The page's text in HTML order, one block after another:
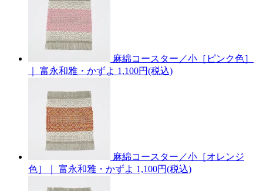
麻綿コースター／小［ピンク色］
｜ 富永和雅・かずよ 1,100円(税込)
麻綿コースター／小［オレンジ
色］｜ 富永和雅・かずよ 1,100円(税込)